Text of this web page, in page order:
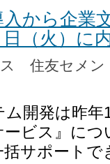
から企業
（火）に
ス 住友セメ
開発は昨
ビス』に
サポート